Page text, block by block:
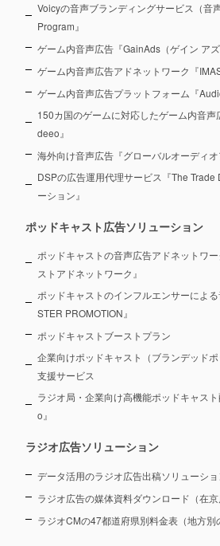
Voicyの音声ブランディングサービス（音
Program』
ゲーム内音声広告『GainAds（ゲイン アズ
ゲーム内音声広告アドネットワーク『
ゲーム内音声広告プラットフォーム『
150カ国のゲームに対応したゲーム内音
deeo』
海外向け音声広告『グローバルオーディオ
DSPの広告運用代理サービス『The Trade
ーション』
ポッドキャスト広告ソリューション
ポッドキャストの音声広告アドネットワ
ストアドネットワーク』
ポッドキャストのインフルエンサーによ
STER PROMOTION』
ポッドキャストブーストプラン
企業向けポッドキャスト（ブランデッド
支援サービス
ラジオ局・企業向け高機能ポッドキャス
o』
ラジオ広告ソリューション
データ活用のラジオ広告出稿ソリューショ
ラジオ広告の媒体資料ダウンロード（在京
ラジオCMの47都道府県別料金表（地方別